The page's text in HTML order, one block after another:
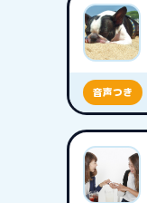
音声つき